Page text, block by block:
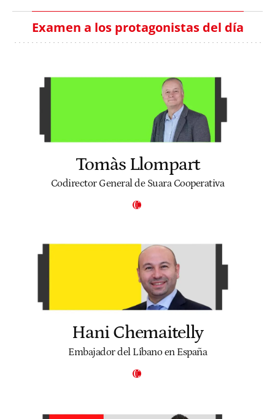
Examen a los protagonistas del día
Tomàs Llompart
Codirector General de Suara Cooperativa
Hani Chemaitelly
Embajador del Líbano en España